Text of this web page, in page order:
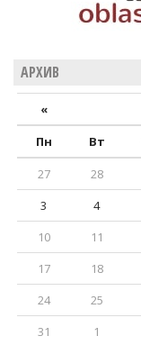
АРХИВ
«
Пн
Вт
27
28
3
4
10
11
17
18
24
25
31
1